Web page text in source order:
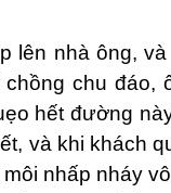
lên nhà ông,
chu đáo,
hết đường
và khi khách
nhấp nháy